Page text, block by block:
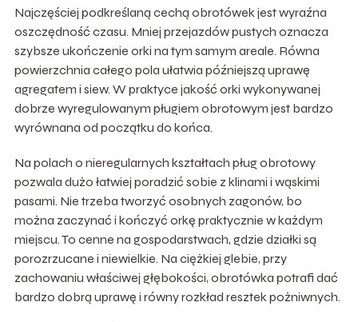
Najczęściej podkreślaną cechą obrotówek jest wyraźna
oszczędność czasu. Mniej przejazdów pustych oznacza
szybsze ukończenie orki na tym samym areale. Równa
powierzchnia całego pola ułatwia późniejszą uprawę
agregatem i siew. W praktyce jakość orki wykonywanej
dobrze wyregulowanym pługiem obrotowym jest bardzo
wyrównana od początku do końca.
Na polach o nieregularnych kształtach pług obrotowy
pozwala dużo łatwiej poradzić sobie z klinami i wąskimi
pasami. Nie trzeba tworzyć osobnych zagonów, bo
można zaczynać i kończyć orkę praktycznie w każdym
miejscu. To cenne na gospodarstwach, gdzie działki są
porozrzucane i niewielkie. Na ciężkiej glebie, przy
zachowaniu właściwej głębokości, obrotówka potrafi dać
bardzo dobrą uprawę i równy rozkład resztek pożniwnych.